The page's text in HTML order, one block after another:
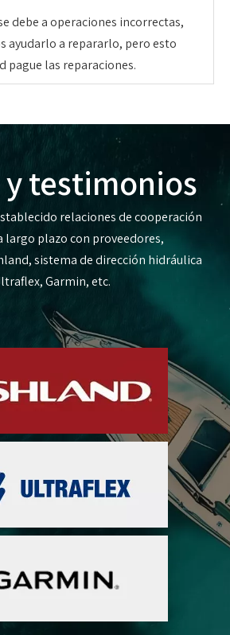
debe a operaciones incorrectas,
ayudarlo a repararlo, pero esto
pague las reparaciones.
y testimonios
relaciones de cooperación
largo plazo con proveedores,
sistema de dirección hidráulica
Garmin, etc.